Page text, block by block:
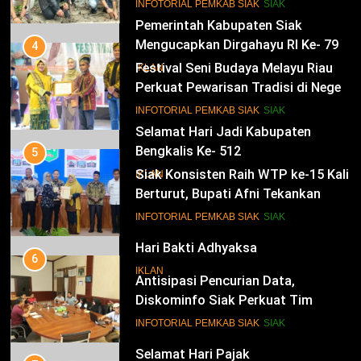
Selamat Hari Jadi Kabupaten
Bengkalis Ke- 512
IKLAN
Hari Bakti Adhyaksa
IKLAN
Selamat Hari Pajak
IKLAN
Pesisir
INFOTORIAL PEMKAB SIAK SIAK
4
Festival Seni Budaya Melayu Riau
Perkuat Pewarisan Tradisi di Negeri
Istana
INFOTORIAL PEMKAB SIAK SIAK
5
Siak Konsisten Raih WTP ke-15 Kali
Berturut, Bupati Afni Tekankan
Penguatan Tata Kelola Keuangan
INFOTORIAL PEMKAB SIAK SIAK
6
Antisipasi Pencurian Data,
Diskominfo Siak Perkuat Tim
Tanggap Insiden Siber Mendukung
INFOTORIAL PEMKAB SIAK SIAK